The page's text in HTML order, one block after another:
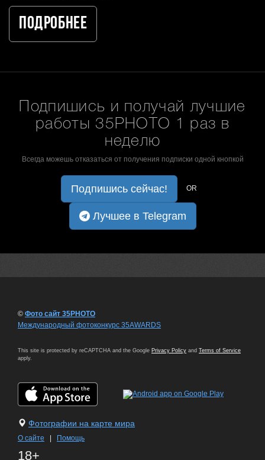
Подробнее
Подпишись и получай лучшие
работы 35PHOTO 1 раз в
неделю
Всегда можешь отказаться от получения подписки одной кнопкой
Подпишись сейчас! OR
Лучшее в Telegram
© Фото сайт 35PHOTO
Международный фотоконкурс 35AWARDS
This site is protected by reCAPTCHA and the Google Privacy Policy and Terms of Service
apply.
Фотографии на карте мира
О сайте Помощь
18+